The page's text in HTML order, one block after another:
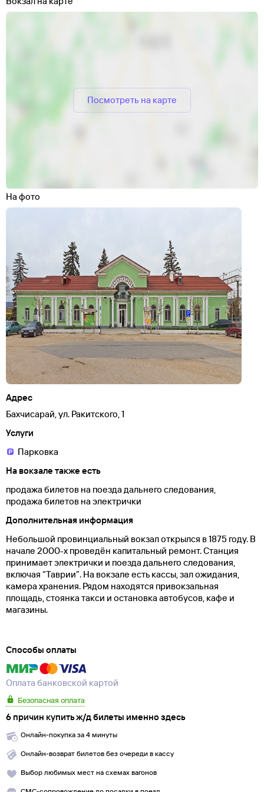
Посмотреть на карте
На фото
Адрес
Бахчисарай, ул. Ракитского, 1
Услуги
Парковка
На вокзале также есть
продажа билетов на поезда дальнего следования,
продажа билетов на электрички
Дополнительная информация
Небольшой провинциальный вокзал открылся в 1875 году. В
начале 2000-х проведён капитальный ремонт. Станция
принимает электрички и поезда дальнего следования,
включая “Таврии”. На вокзале есть кассы, зал ожидания,
камера хранения. Рядом находятся привокзальная
площадь, стоянка такси и остановка автобусов, кафе и
магазины.
Способы оплаты
Оплата банковской картой
Безопасная оплата
6 причин купить ж/д билеты именно здесь
Онлайн-покупка за 4 минуты
Онлайн-возврат билетов без очереди в кассу
Выбор любимых мест на схемах вагонов